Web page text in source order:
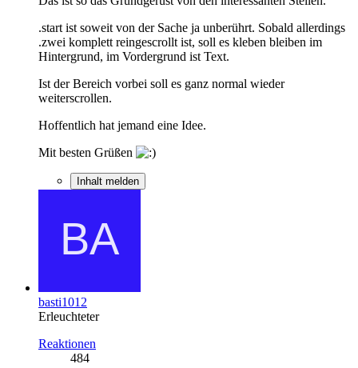
.start ist soweit von der Sache ja unberührt. Sobald allerdings
.zwei komplett reingescrollt ist, soll es kleben bleiben im
Hintergrund, im Vordergrund ist Text.
Ist der Bereich vorbei soll es ganz normal wieder
weiterscrollen.
Hoffentlich hat jemand eine Idee.
Mit besten Grüßen
Inhalt melden
basti1012
Erleuchteter
Reaktionen
484